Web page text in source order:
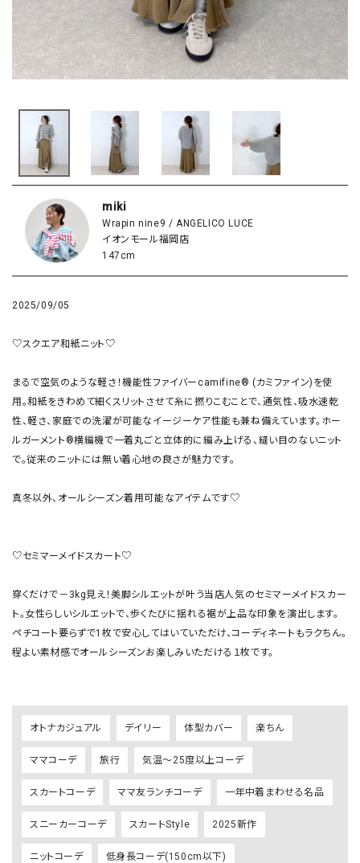
miki
Wrapin nine9 / ANGELICO LUCE
イオンモール福岡店
147cm
2025/09/05
♡スクエア和紙ニット♡
まるで空気のような軽さ！機能性ファイバーcamifine® (カミファイン)を使
用。和紙をきわめて細くスリットさせて糸に撚りこむことで、通気性、吸水速乾
性、軽さ、家庭での洗濯が可能なイージーケア性能も兼ね備えています。ホー
ルガーメント®横編機で一着丸ごと立体的に編み上げる、縫い目のないニット
で。従来のニットには無い着心地の良さが魅力です。
真冬以外、オールシーズン着用可能なアイテムです♡
♡セミマーメイドスカート♡
穿くだけで－3kg見え！美脚シルエットが叶う当店人気のセミマーメイドスカー
ト。女性らしいシルエットで、歩くたびに揺れる裾が上品な印象を演出します。
ペチコート要らずで1枚で安心してはいていただけ、コーディネートもラクちん。
程よい素材感でオールシーズンお楽しみいただける１枚です。
オトナカジュアル デイリー 体型カバー 楽ちん
ママコーデ 旅行 気温～25度以上コーデ
スカートコーデ ママ友ランチコーデ 一年中着まわせる名品
スニーカーコーデ スカートStyle 2025新作
ニットコーデ 低身長コーデ(150cm以下)